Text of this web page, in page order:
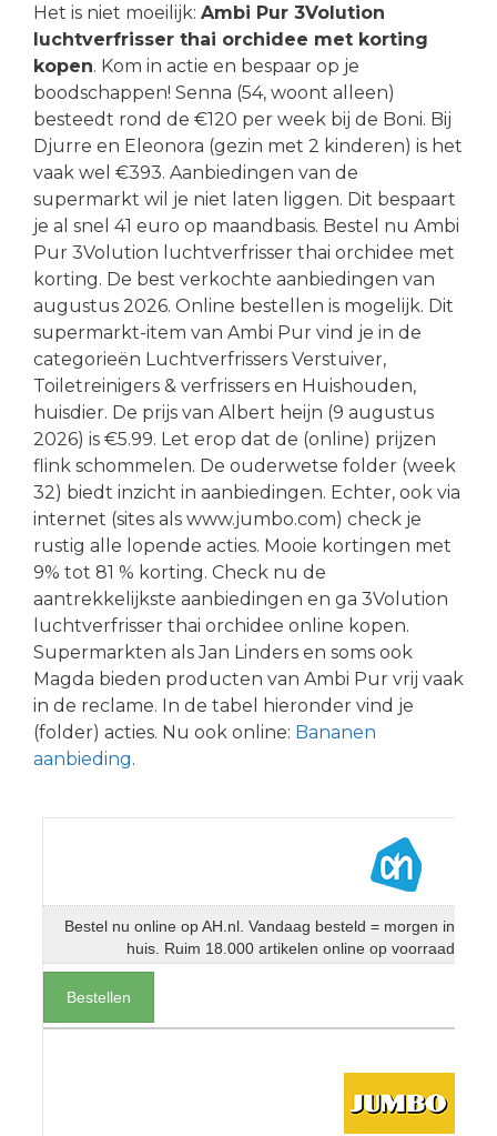
Het is niet moeilijk: Ambi Pur 3Volution
luchtverfrisser thai orchidee met korting
kopen. Kom in actie en bespaar op je
boodschappen! Senna (54, woont alleen)
besteedt rond de €120 per week bij de Boni. Bij
Djurre en Eleonora (gezin met 2 kinderen) is het
vaak wel €393. Aanbiedingen van de
supermarkt wil je niet laten liggen. Dit bespaart
je al snel 41 euro op maandbasis. Bestel nu Ambi
Pur 3Volution luchtverfrisser thai orchidee met
korting. De best verkochte aanbiedingen van
augustus 2026. Online bestellen is mogelijk. Dit
supermarkt-item van Ambi Pur vind je in de
categorieën Luchtverfrissers Verstuiver,
Toiletreinigers & verfrissers en Huishouden,
huisdier. De prijs van Albert heijn (9 augustus
2026) is €5.99. Let erop dat de (online) prijzen
flink schommelen. De ouderwetse folder (week
32) biedt inzicht in aanbiedingen. Echter, ook via
internet (sites als www.jumbo.com) check je
rustig alle lopende acties. Mooie kortingen met
9% tot 81 % korting. Check nu de
aantrekkelijkste aanbiedingen en ga 3Volution
luchtverfrisser thai orchidee online kopen.
Supermarkten als Jan Linders en soms ook
Magda bieden producten van Ambi Pur vrij vaak
in de reclame. In de tabel hieronder vind je
(folder) acties. Nu ook online: Bananen
aanbieding.
Bestel nu online op AH.nl. Vandaag besteld = morgen in
huis. Ruim 18.000 artikelen online op voorraad
Bestellen